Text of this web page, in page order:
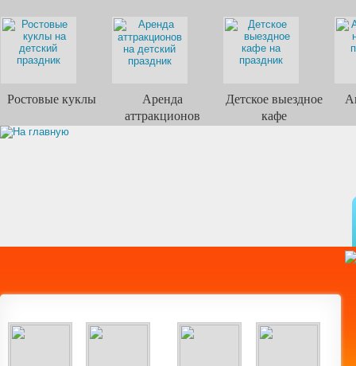
Ростовые куклы
Аренда
аттракционов
Детское выездное
кафе